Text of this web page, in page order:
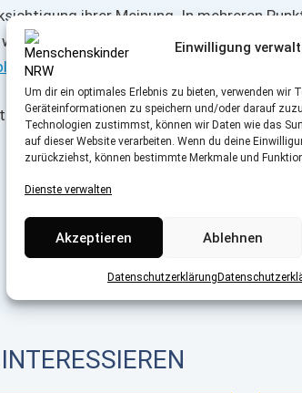
Einwilligung
Um dir ein optimales Erlebnis zu bieten, verwenden wir
Geräteinformationen zu speichern und/oder darauf
Technologien zustimmst, können wir Daten wie das
auf dieser Website verarbeiten. Wenn du deine
zurückziehst, können bestimmte Merkmale und
Dienste verwalten
Akzeptieren Ablehnen
Datenschutzerklärung
ihrer Meinung. In mehreren
Grundrechte von Kindern ein, die
.
www.kinderschutzbund-nrw.de
teilen